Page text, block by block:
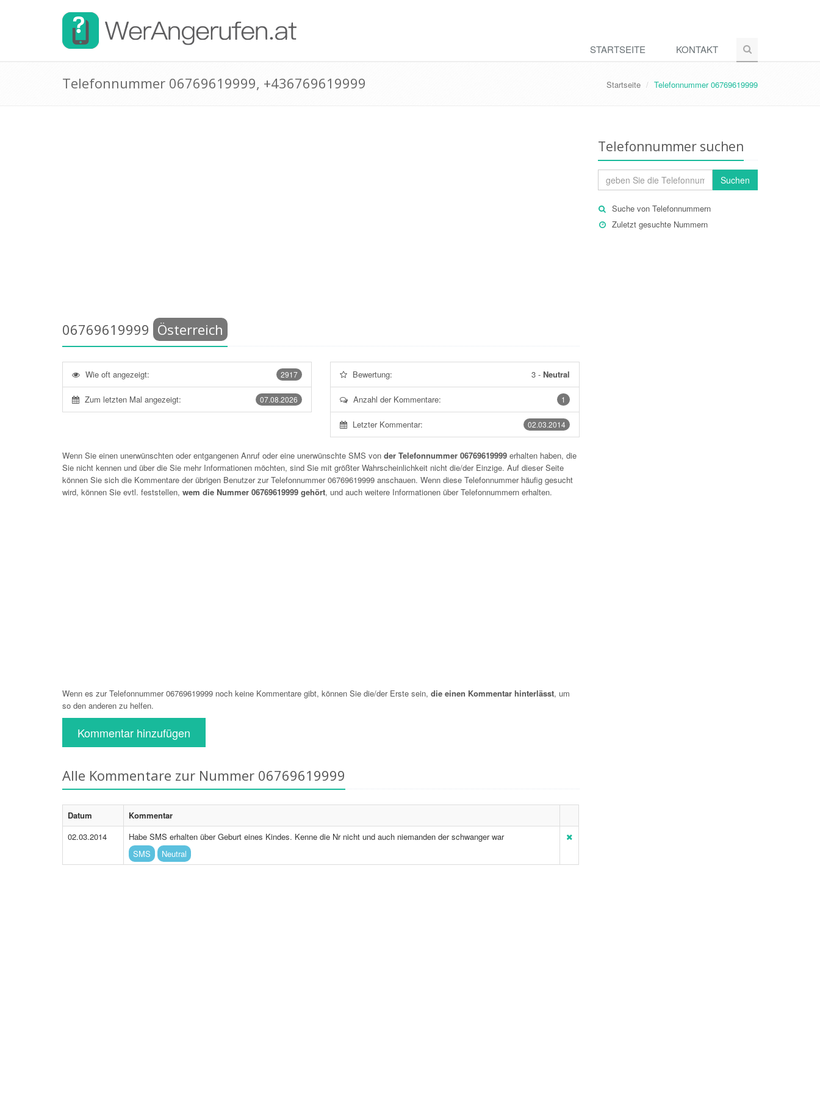
STARTSEITE KONTAKT
Telefonnummer 06769619999, +436769619999 Startseite Telefonnummer 06769619999
06769619999 Österreich
2917
Wie oft angezeigt:
07.08.2026
Zum letzten Mal angezeigt:
Bewertung: 3- Neutral
1
Anzahl der Kommentare:
02.03.2014
Letzter Kommentar:
Wenn Sie einen unerwünschten oder entgangenen Anruf oder eine unerwünschte SMS von der Telefonnummer 06769619999 erhalten haben, die
Sie nicht kennen und über die Sie mehr Informationen möchten, sind Sie mit größter Wahrscheinlichkeit nicht die/der Einzige. Auf dieser Seite
können Sie sich die Kommentare der übrigen Benutzer zur Telefonnummer06769619999 anschauen. Wenn diese Telefonnummer häufig gesucht
wird, können Sie evtl. feststellen, wem die Nummer 06769619999 gehört, und auch weitere Informationen über Telefonnummern erhalten.
Wenn es zur Telefonnummer 06769619999 noch keine Kommentare gibt, können Sie die/der Erste sein, die einen Kommentar hinterlässt, um
so den anderen zu helfen.
Kommentar hinzufügen
Alle Kommentare zur Nummer 06769619999
Datum
Kommentar
02.03.2014
Habe SMS erhalten über Geburt eines Kindes. Kenne die Nr nicht und auch niemanden der schwanger war
SMS
Neutral
Telefonnummer suchen
Suchen
Suche von Telefonnummern
Zuletzt gesuchte Nummern